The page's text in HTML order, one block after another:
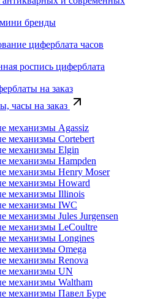
бренды
циферблата часов
роспись циферблата
на заказ
часы на заказ
механизмы Agassiz
механизмы Cortebert
механизмы Elgin
механизмы Hampden
механизмы Henry Moser
механизмы Howard
механизмы Illinois
механизмы IWC
механизмы Jules Jurgensen
механизмы LeCoultre
механизмы Longines
механизмы Omega
механизмы Renova
механизмы UN
механизмы Waltham
механизмы Павел Буре